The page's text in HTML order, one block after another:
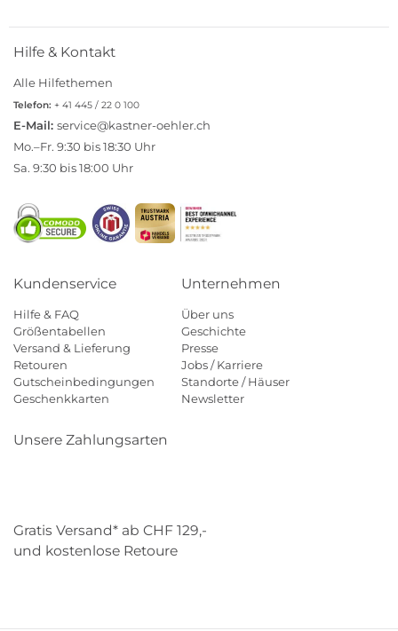
Hilfe & Kontakt
Alle Hilfethemen
Telefon: + 41 445 / 22 0 100
E-Mail: service@kastner-oehler.ch
Mo.–Fr. 9:30 bis 18:30 Uhr
Sa. 9:30 bis 18:00 Uhr
Kundenservice
Hilfe & FAQ
Größentabellen
Versand & Lieferung
Retouren
Gutscheinbedingungen
Geschenkkarten
Unternehmen
Über uns
Geschichte
Presse
Jobs / Karriere
Standorte / Häuser
Newsletter
Unsere Zahlungsarten
Gratis Versand* ab CHF 129,-
und kostenlose Retoure